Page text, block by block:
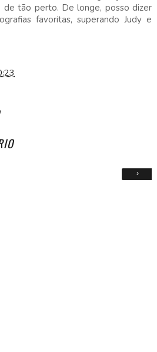
de tão perto. De longe, posso dizer
favoritas, superando Judy e
›